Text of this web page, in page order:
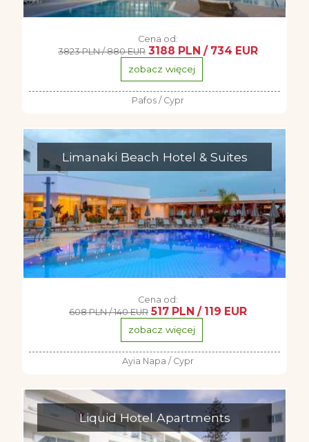
Cena od:
3823 PLN / 880 EUR 3188 PLN / 734 EUR
zobacz więcej
Pafos / Cypr
Limanaki Beach Hotel & Suites
Cena od:
608 PLN / 140 EUR 517 PLN / 119 EUR
zobacz więcej
Ayia Napa / Cypr
Liquid Hotel Apartments